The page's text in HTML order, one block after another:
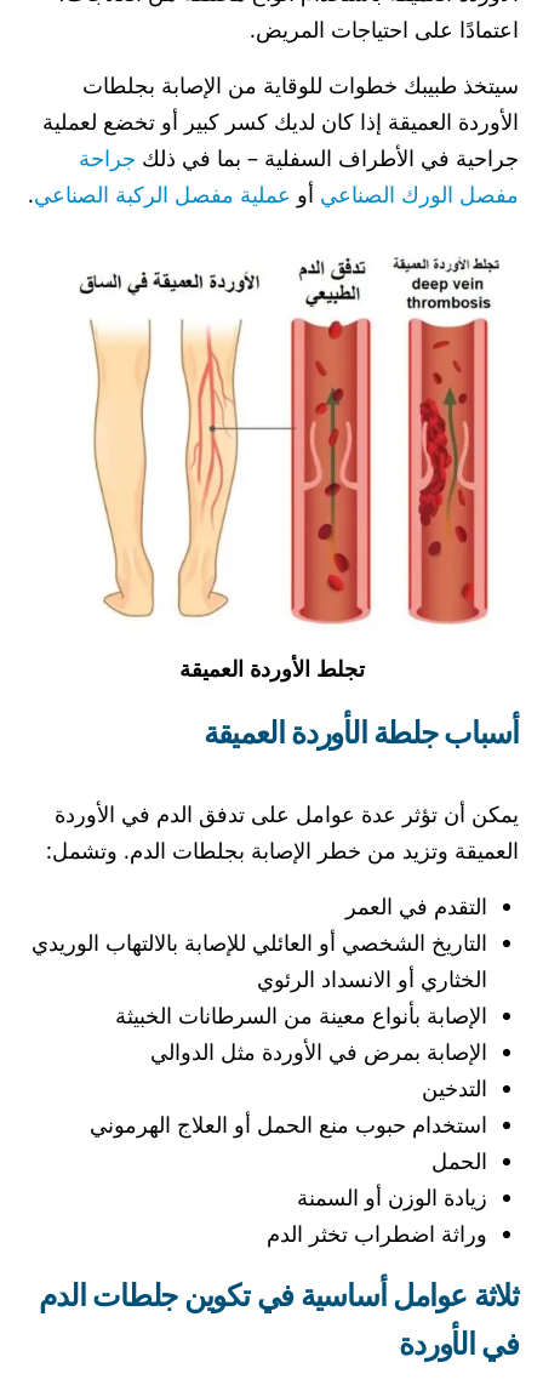
اعتمادًا على احتياجات المريض.
سيتخذ طبيبك خطوات للوقاية من الإصابة بجلطات
الأوردة العميقة إذا كان لديك كسر كبير أو تخضع لعملية
جراحية في الأطراف السفلية – بما في ذلك جراحة
مفصل الورك الصناعي أو عملية مفصل الركبة الصناعي.
تجلط الأوردة العميقة
أسباب جلطة الأوردة العميقة
يمكن أن تؤثر عدة عوامل على تدفق الدم في الأوردة
العميقة وتزيد من خطر الإصابة بجلطات الدم. وتشمل:
التقدم في العمر
التاريخ الشخصي أو العائلي للإصابة بالالتهاب الوريدي
الخثاري أو الانسداد الرئوي
الإصابة بأنواع معينة من السرطانات الخبيثة
الإصابة بمرض في الأوردة مثل الدوالي
التدخين
استخدام حبوب منع الحمل أو العلاج الهرموني
الحمل
زيادة الوزن أو السمنة
وراثة اضطراب تخثر الدم
ثلاثة عوامل أساسية في تكوين جلطات الدم
في الأوردة